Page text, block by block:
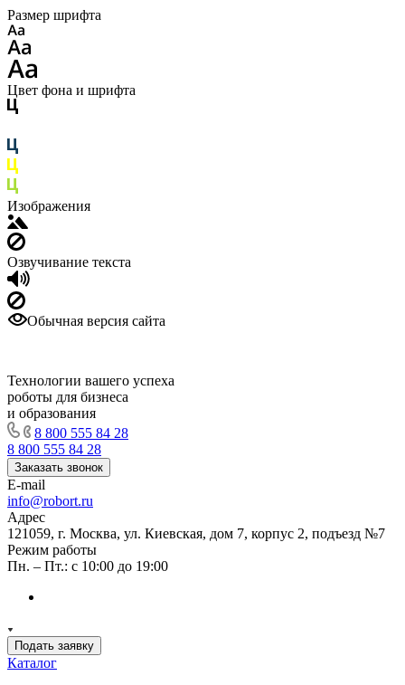
Размер шрифта
Цвет фона и шрифта
Изображения
Озвучивание текста
Обычная версия сайта
Технологии вашего успеха
роботы для бизнеса
и образования
8 800 555 84 28
8 800 555 84 28
Заказать звонок
E-mail
info@robort.ru
Адрес
121059, г. Москва, ул. Киевская, дом 7, корпус 2, подъезд №7
Режим работы
Пн. – Пт.: с 10:00 до 19:00
Подать заявку
Каталог